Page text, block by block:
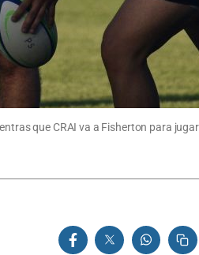
que CRAI va a Fisherton para